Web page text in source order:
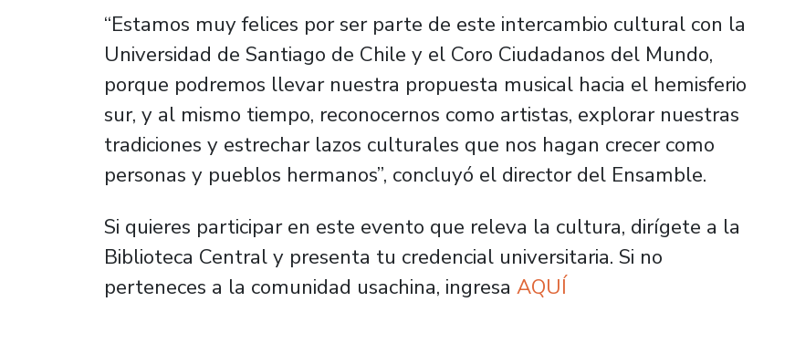
“Estamos muy felices por ser parte de este intercambio cultural con la
Universidad de Santiago de Chile y el Coro Ciudadanos del Mundo,
porque podremos llevar nuestra propuesta musical hacia el hemisferio
sur, y al mismo tiempo, reconocernos como artistas, explorar nuestras
tradiciones y estrechar lazos culturales que nos hagan crecer como
personas y pueblos hermanos”, concluyó el director del Ensamble.
Si quieres participar en este evento que releva la cultura, dirígete a la
Biblioteca Central y presenta tu credencial universitaria. Si no
perteneces a la comunidad usachina, ingresa AQUÍ